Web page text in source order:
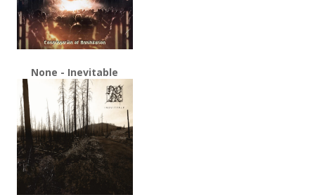
None - Inevitable